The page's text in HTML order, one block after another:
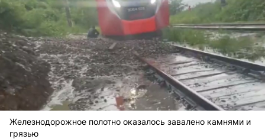
Железнодорожное полотно оказалось завалено камнями и
грязью